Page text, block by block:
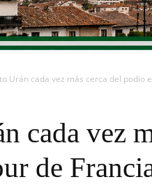
Urán cada vez más cerca del podio
cada vez
de